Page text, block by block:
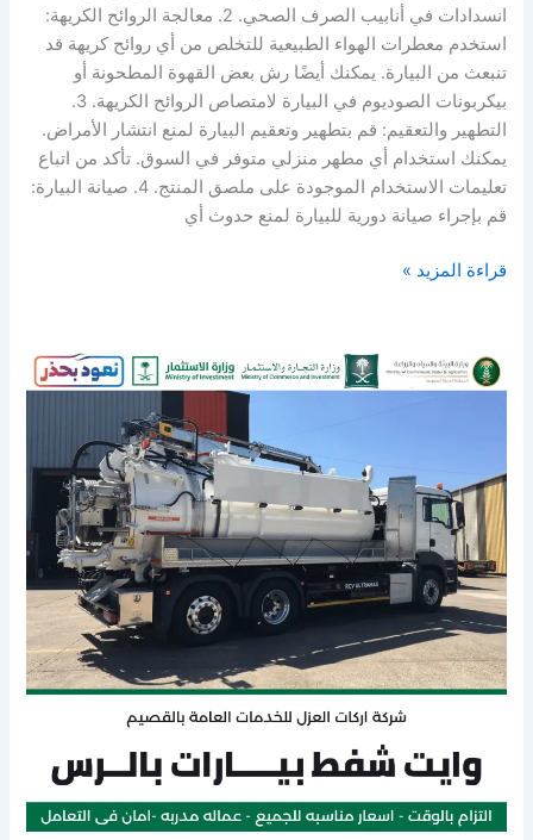
انسدادات في أنابيب الصرف الصحي. 2. معالجة الروائح الكريهة:
استخدم معطرات الهواء الطبيعية للتخلص من أي روائح كريهة قد
تنبعث من البيارة. يمكنك أيضًا رش بعض القهوة المطحونة أو
بيكربونات الصوديوم في البيارة لامتصاص الروائح الكريهة. 3.
التطهير والتعقيم: قم بتطهير وتعقيم البيارة لمنع انتشار الأمراض.
يمكنك استخدام أي مطهر منزلي متوفر في السوق. تأكد من اتباع
تعليمات الاستخدام الموجودة على ملصق المنتج. 4. صيانة البيارة:
قم بإجراء صيانة دورية للبيارة لمنع حدوث أي
قراءة المزيد »
وايت
شفط